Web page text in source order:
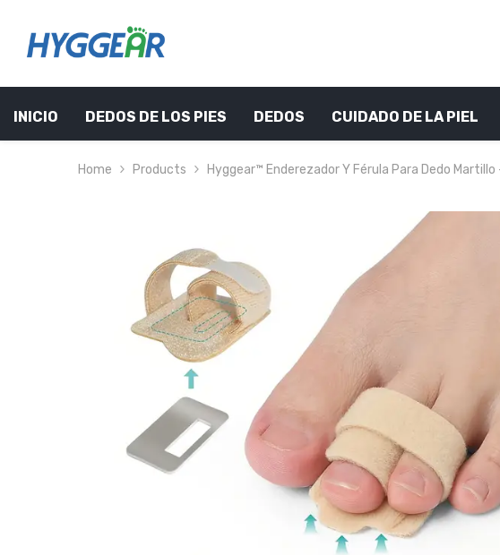
INICIO DEDOS DE LOS PIES DEDOS CUIDADO DE LA PIEL
Home Products Hyggear™ Enderezador Y Férula Para Dedo